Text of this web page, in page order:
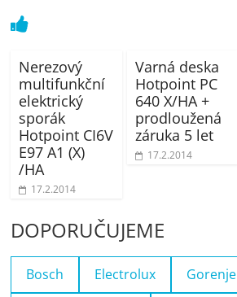
Nerezový
multifunkční
elektrický
sporák
Hotpoint CI6V
E97 A1 (X)
/HA
17.2.2014
Varná deska
Hotpoint PC
640 X/HA +
prodloužená
záruka 5 let
17.2.2014
DOPORUČUJEME
Bosch Electrolux Gorenje